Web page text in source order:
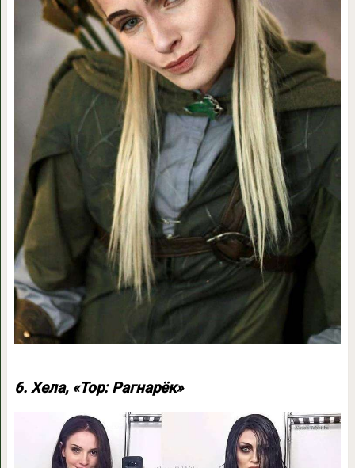
6. Хела, «Тор: Рагнарёк»